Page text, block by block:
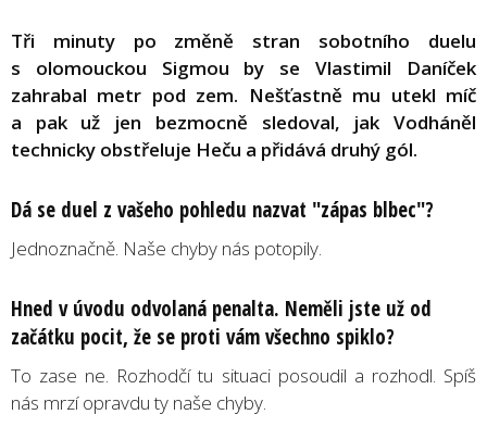
Tři minuty po změně stran sobotního duelu
s olomouckou Sigmou by se Vlastimil Daníček
zahrabal metr pod zem. Nešťastně mu utekl míč
a pak už jen bezmocně sledoval, jak Vodháněl
technicky obstřeluje Heču a přidává druhý gól.
Dá se duel z vašeho pohledu nazvat "zápas blbec"?
Jednoznačně. Naše chyby nás potopily.
Hned v úvodu odvolaná penalta. Neměli jste už od
začátku pocit, že se proti vám všechno spiklo?
To zase ne. Rozhodčí tu situaci posoudil a rozhodl. Spíš
nás mrzí opravdu ty naše chyby.